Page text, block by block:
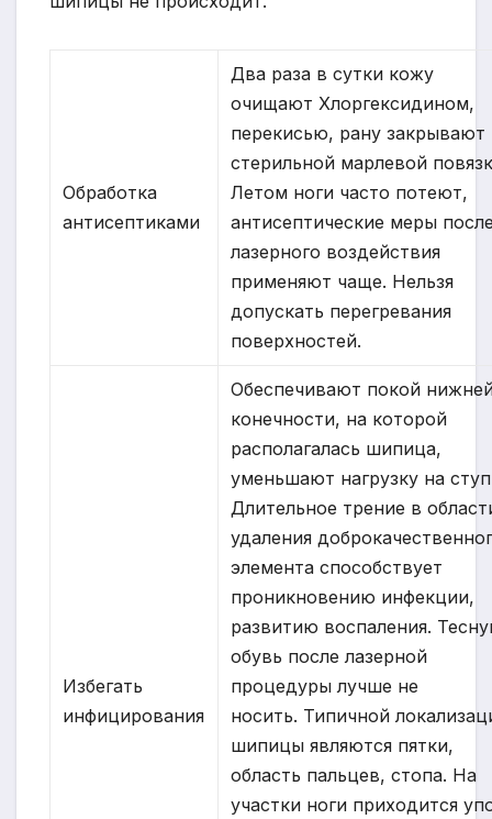
Обработка
антисептиками
Два раза в сутки кожу
очищают Хлоргексидином,
перекисью, рану закрывают
стерильной марлевой
Летом ноги часто потеют,
антисептические меры
лазерного воздействия
применяют чаще. Нельзя
допускать перегревания
поверхностей.
Избегать
инфицирования
Обеспечивают покой
конечности, на которой
располагалась шипица,
уменьшают нагрузку на
Длительное трение в
удаления
элемента способствует
проникновению инфекции,
развитию воспаления.
обувь после лазерной
процедуры лучше не
носить. Типичной
шипицы являются пятки,
область пальцев, стопа. На
участки ноги приходится